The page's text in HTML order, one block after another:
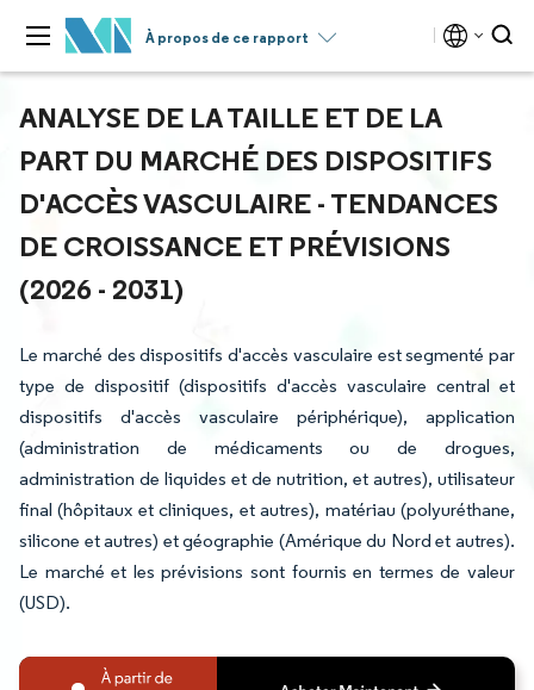
À propos de ce rapport
ANALYSE DE LA TAILLE ET DE LA
PART DU MARCHÉ DES DISPOSITIFS
D'ACCÈS VASCULAIRE - TENDANCES
DE CROISSANCE ET PRÉVISIONS
(2026 - 2031)
Le marché des dispositifs d'accès vasculaire est segmenté par
type de dispositif (dispositifs d'accès vasculaire central et
dispositifs d'accès vasculaire périphérique), application
(administration de médicaments ou de drogues,
administration de liquides et de nutrition, et autres), utilisateur
final (hôpitaux et cliniques, et autres), matériau (polyuréthane,
silicone et autres) et géographie (Amérique du Nord et autres).
Le marché et les prévisions sont fournis en termes de valeur
(USD).